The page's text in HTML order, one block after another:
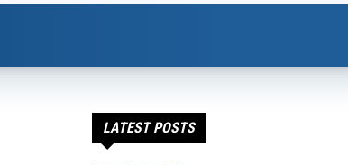
LATEST POSTS